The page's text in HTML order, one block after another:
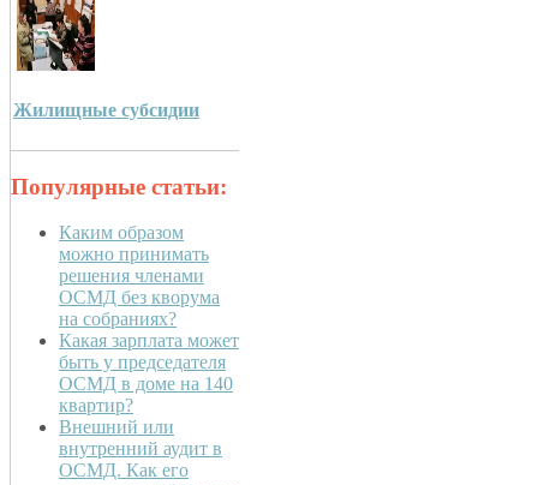
Жилищные субсидии
Популярные статьи:
Каким образом
можно принимать
решения членами
ОСМД без кворума
на собраниях?
Какая зарплата может
быть у председателя
ОСМД в доме на 140
квартир?
Внешний или
внутренний аудит в
ОСМД. Как его